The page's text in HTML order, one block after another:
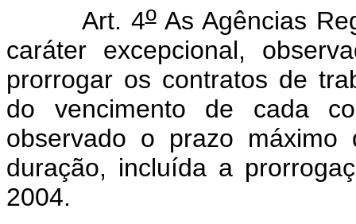
Art. 4oAs Agências
caráter excepcional,
prorrogar os contratos de
do vencimento de cada
observado o prazo
duração, incluída a
2004.